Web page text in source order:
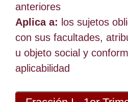
anteriores
Aplica a: los sujetos
con sus facultades,
u objeto social y
aplicabilidad